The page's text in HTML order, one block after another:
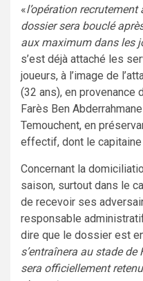
«l’opération recrutement
dossier sera bouclé
aux maximum dans les
s’est déjà attaché les
joueurs, à l’image de
(32 ans), en provenance
Farès Ben
Temouchent, en
effectif, dont le capitaine
Concernant la
saison, surtout dans le
de recevoir ses
responsable
dire que le dossier est
s’entraînera au stade de
sera officiellement